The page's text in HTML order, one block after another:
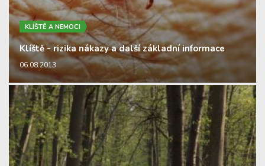
KLÍŠTĚ A NEMOCI
Klíště - rizika nákazy a další základní informace
06.08.2013